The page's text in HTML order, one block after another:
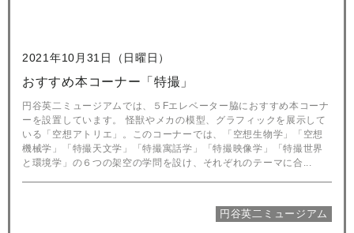
2021年10月31日（日曜日）
おすすめ本コーナー「特撮」
円谷英二ミュージアムでは、５Fエレベーター脇におすすめ本コーナ
ーを設置しています。 怪獣やメカの模型、グラフィックを展示して
いる「空想アトリエ」。このコーナーでは、「空想生物学」「空想
機械学」「特撮天文学」「特撮寓話学」「特撮映像学」「特撮世界
と環境学」の６つの架空の学問を設け、それぞれのテーマに合...
円谷英二ミュージアム